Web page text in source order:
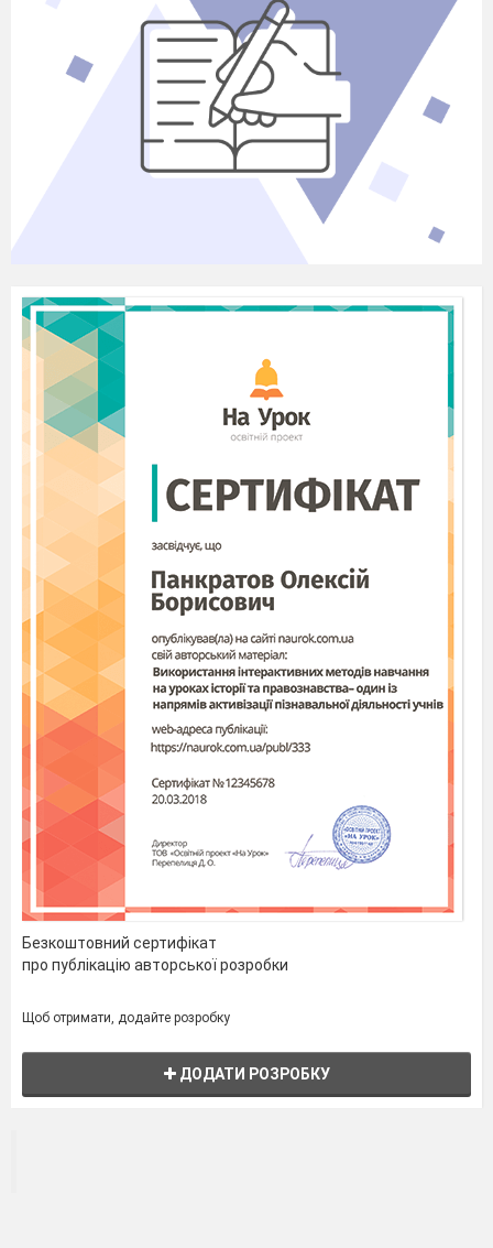
Безкоштовний сертифікат
про публікацію авторської розробки
Щоб отримати, додайте розробку
ДОДАТИ РОЗРОБКУ